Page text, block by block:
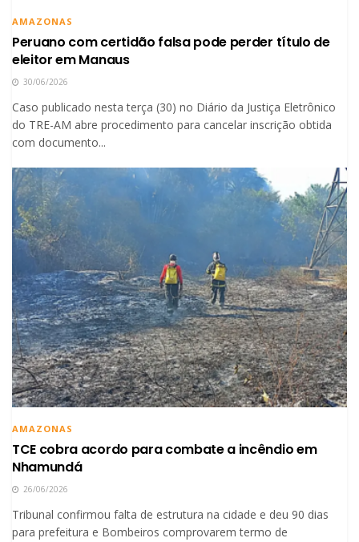
AMAZONAS
Peruano com certidão falsa pode perder título de
eleitor em Manaus
30/06/2026
Caso publicado nesta terça (30) no Diário da Justiça Eletrônico
do TRE-AM abre procedimento para cancelar inscrição obtida
com documento...
AMAZONAS
TCE cobra acordo para combate a incêndio em
Nhamundá
26/06/2026
Tribunal confirmou falta de estrutura na cidade e deu 90 dias
para prefeitura e Bombeiros comprovarem termo de